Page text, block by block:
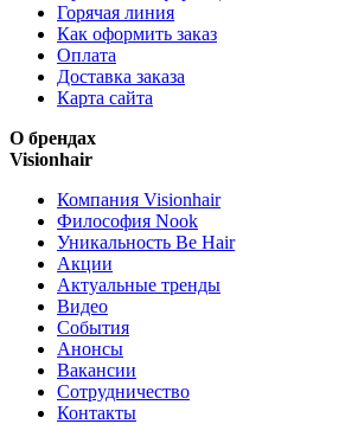
Горячая линия
Как оформить заказ
Оплата
Доставка заказа
Карта сайта
О брендах
Visionhair
Компания Visionhair
Философия Nook
Уникальность Be Hair
Акции
Актуальные тренды
Видео
События
Анонсы
Вакансии
Сотрудничество
Контакты